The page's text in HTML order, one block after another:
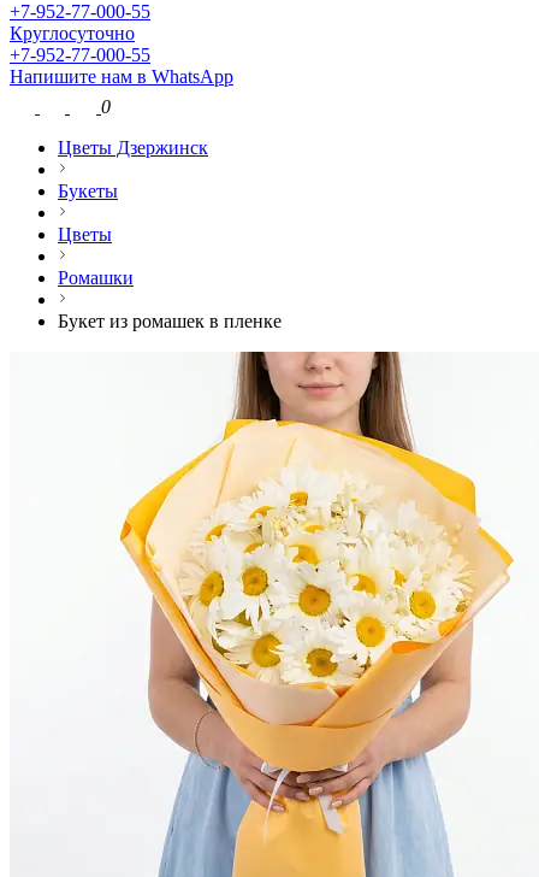
+7-952-77-000-55
Круглосуточно
+7-952-77-000-55
Напишите нам в WhatsApp
0
Цветы Дзержинск
Букеты
Цветы
Ромашки
Букет из ромашек в пленке